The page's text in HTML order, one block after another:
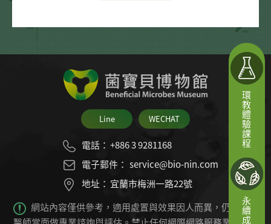
Line WECHAT
電話： +886 3 9281168
電子郵件： service@bio-nin.com
地址： 宜蘭市梅洲一路22號
網站內容僅供參考，適用處置與效果因人而異，仍必須由
環教體驗課程
永續成果